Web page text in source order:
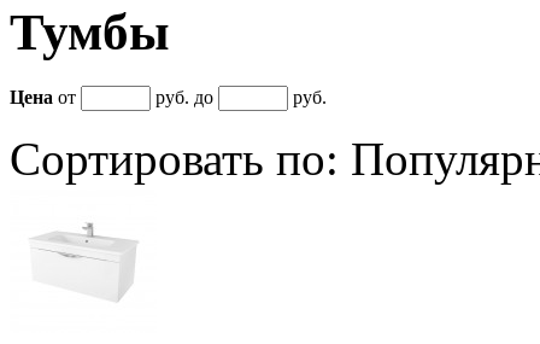
Тумбы
Цена от руб. до руб.
Сортировать по: